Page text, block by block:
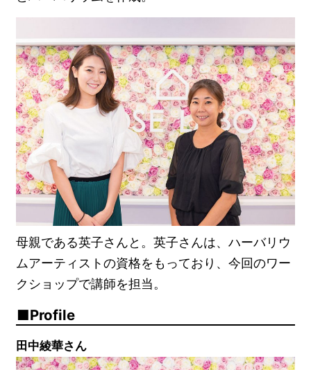
母親である英子さんと。英子さんは、ハーバリウ
ムアーティストの資格をもっており、今回のワー
クショップで講師を担当。
Profile
田中綾華さん